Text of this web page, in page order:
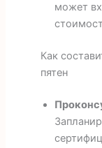
может
Как
пятен